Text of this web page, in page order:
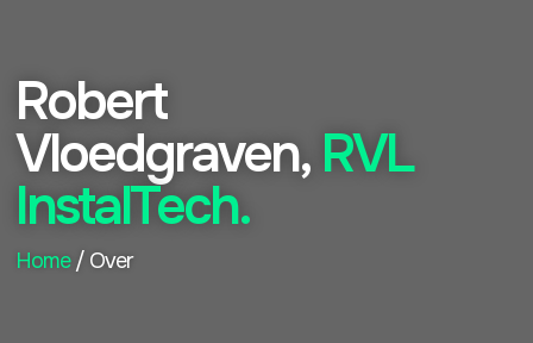
Robert
Vloedgraven, RVL
InstalTech.
Home/ Over